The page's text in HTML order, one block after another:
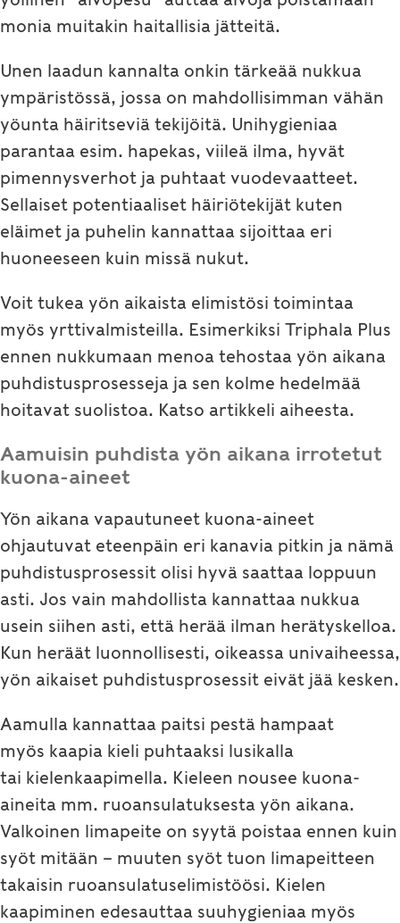
monia muitakin haitallisia jätteitä.
Unen laadun kannalta onkin tärkeää nukkua
ympäristössä, jossa on mahdollisimman vähän
yöunta häiritseviä tekijöitä. Unihygieniaa
parantaa esim. hapekas, viileä ilma, hyvät
pimennysverhot ja puhtaat vuodevaatteet.
Sellaiset potentiaaliset häiriötekijät kuten
eläimet ja puhelin kannattaa sijoittaa eri
huoneeseen kuin missä nukut.
Voit tukea yön aikaista elimistösi toimintaa
myös yrttivalmisteilla. Esimerkiksi Triphala Plus
ennen nukkumaan menoa tehostaa yön aikana
puhdistusprosesseja ja sen kolme hedelmää
hoitavat suolistoa. Katso artikkeli aiheesta.
Aamuisin puhdista yön aikana irrotetut
kuona-aineet
Yön aikana vapautuneet kuona-aineet
ohjautuvat eteenpäin eri kanavia pitkin ja nämä
puhdistusprosessit olisi hyvä saattaa loppuun
asti. Jos vain mahdollista kannattaa nukkua
usein siihen asti, että herää ilman herätyskelloa.
Kun heräät luonnollisesti, oikeassa univaiheessa,
yön aikaiset puhdistusprosessit eivät jää kesken.
Aamulla kannattaa paitsi pestä hampaat
myös kaapia kieli puhtaaksi lusikalla
tai kielenkaapimella. Kieleen nousee kuona-
aineita mm. ruoansulatuksesta yön aikana.
Valkoinen limapeite on syytä poistaa ennen kuin
syöt mitään – muuten syöt tuon limapeitteen
takaisin ruoansulatuselimistöösi. Kielen
kaapiminen edesauttaa suuhygieniaa myös